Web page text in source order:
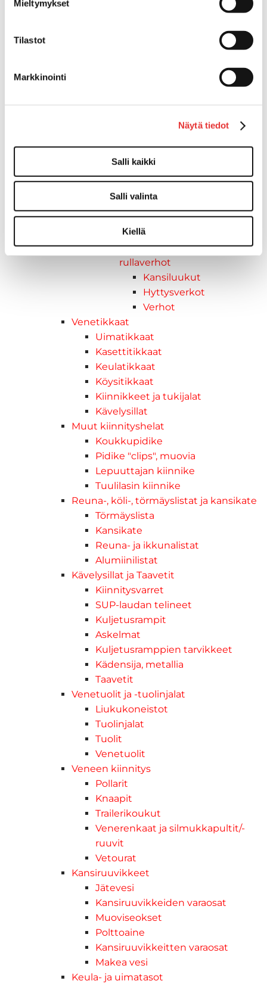
Mieltymykset
Tilastot
Markkinointi
Näytä tiedot
Salli kaikki
Salli valinta
Kiellä
Muut tarvikkeet
Kaidevaijerit, -verkot ja
päätehelat
Keulatikkaat, -tasot ja
Keulakaiteet ja
kaidepylväät
Kansiluukut, ikkunat ja verhot
Luukut, hyttysverkot ja
rullaverhot
Kansiluukut
Hyttysverkot
Verhot
Venetikkaat
Uimatikkaat
Kasettitikkaat
Keulatikkaat
Köysitikkaat
Kiinnikkeet ja tukijalat
Kävelysillat
Muut kiinnityshelat
Koukkupidike
Pidike "clips", muovia
Lepuuttajan kiinnike
Tuulilasin kiinnike
Reuna-, köli-, törmäyslistat ja kansikate
Törmäyslista
Kansikate
Reuna- ja ikkunalistat
Alumiinilistat
Kävelysillat ja Taavetit
Kiinnitysvarret
SUP-laudan telineet
Kuljetusrampit
Askelmat
Kuljetusramppien tarvikkeet
Kädensija, metallia
Taavetit
Venetuolit ja -tuolinjalat
Liukukoneistot
Tuolinjalat
Tuolit
Venetuolit
Veneen kiinnitys
Pollarit
Knaapit
Trailerikoukut
Venerenkaat ja silmukkapultit/-
ruuvit
Vetourat
Kansiruuvikkeet
Jätevesi
Kansiruuvikkeiden varaosat
Muoviseokset
Polttoaine
Kansiruuvikkeitten varaosat
Makea vesi
Keula- ja uimatasot